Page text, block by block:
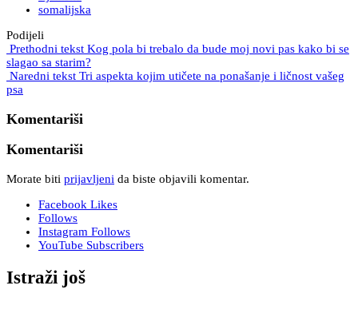
somalijska
Podijeli
Prethodni tekst Kog pola bi trebalo da bude moj novi pas kako bi se
slagao sa starim?
Naredni tekst Tri aspekta kojim utičete na ponašanje i ličnost vašeg
psa
Komentariši
Komentariši
Morate biti prijavljeni da biste objavili komentar.
Facebook Likes
Follows
Instagram Follows
YouTube Subscribers
Istraži još